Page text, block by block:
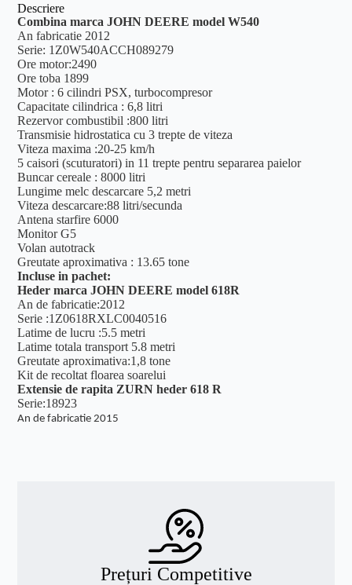
Descriere
Combina marca JOHN DEERE model W540
An fabricatie 2012
Serie: 1Z0W540ACCH089279
Ore motor:2490
Ore toba 1899
Motor : 6 cilindri PSX, turbocompresor
Capacitate cilindrica : 6,8 litri
Rezervor combustibil :800 litri
Transmisie hidrostatica cu 3 trepte de viteza
Viteza maxima :20-25 km/h
5 caisori (scuturatori) in 11 trepte pentru separarea paielor
Buncar cereale : 8000 litri
Lungime melc descarcare 5,2 metri
Viteza descarcare:88 litri/secunda
Antena starfire 6000
Monitor G5
Volan autotrack
Greutate aproximativa : 13.65 tone
Incluse in pachet:
Heder marca JOHN DEERE model 618R
An de fabricatie:2012
Serie :1Z0618RXLC0040516
Latime de lucru :5.5 metri
Latime totala transport 5.8 metri
Greutate aproximativa:1,8 tone
Kit de recoltat floarea soarelui
Extensie de rapita ZURN heder 618 R
Serie:18923
An de fabricatie 2015
Prețuri Competitive